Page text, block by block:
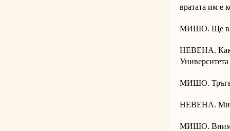
вратата им е
МИШО. Ще
НЕВЕНА.
МИШО.
НЕВЕНА.
МИШО.